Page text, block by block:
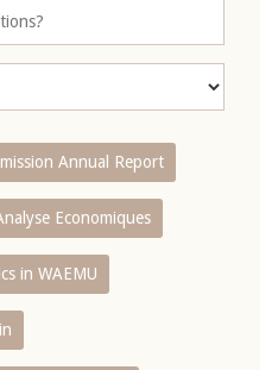
Annual Report
Economiques
in WAEMU